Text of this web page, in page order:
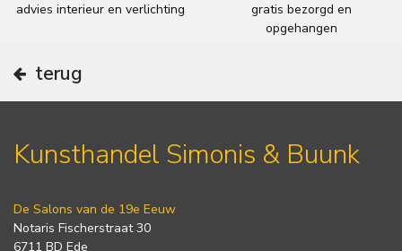
advies interieur en verlichting
gratis bezorgd en
opgehangen
terug
Kunsthandel Simonis & Buunk
De Salons van de 19e Eeuw
Notaris Fischerstraat 30
6711 BD Ede